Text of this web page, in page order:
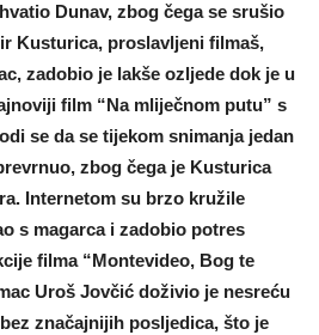
Dunav, zbog čega se srušio
Kusturica, proslavljeni filmaš,
zadobio je lakše ozljede dok je u
film “Na mliječnom putu” s
se da se tijekom snimanja jedan
zbog čega je Kusturica
Internetom su brzo kružile
s magarca i zadobio potres
filma “Montevideo, Bog te
Uroš Jovčić doživio je nesreću
značajnijih posljedica, što je